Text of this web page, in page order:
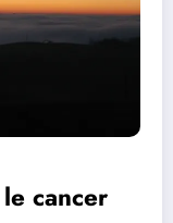
cancer